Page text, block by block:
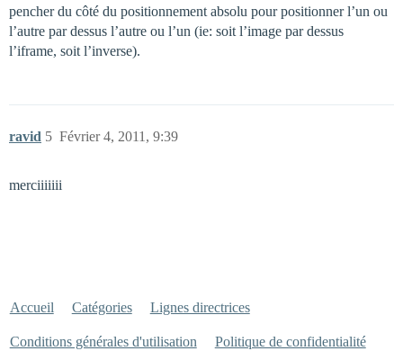
pencher du côté du positionnement absolu pour positionner l’un ou
l’autre par dessus l’autre ou l’un (ie: soit l’image par dessus
l’iframe, soit l’inverse).
ravid Février 4, 2011, 9:39
5
merciiiiiii
Accueil Catégories Lignes directrices
Conditions générales d'utilisation Politique de confidentialité